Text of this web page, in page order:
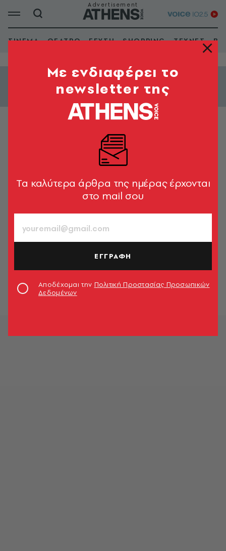
ΣΙΝΕΜΑ ΘΕΑΤΡΟ ΓΕΥΣΗ SHOPPING ΤΕΧΝΕΣ
Εμφάνιση φίλτρων
Ο Yung στο Penthouse
Mε ενδιαφέρει το
newsletter της
Tα καλύτερα άρθρα της ημέρας έρχονται
στο mail σου
ΕΓΓΡΑΦΗ
Αποδέχομαι την Πολιτική Προστασίας Προσωπικών
Δεδομένων